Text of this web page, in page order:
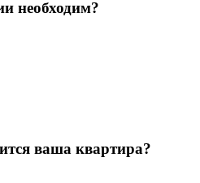
необходим?
ваша квартира?